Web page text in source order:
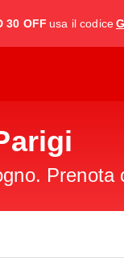
30 OFF usa il codice
Prenota